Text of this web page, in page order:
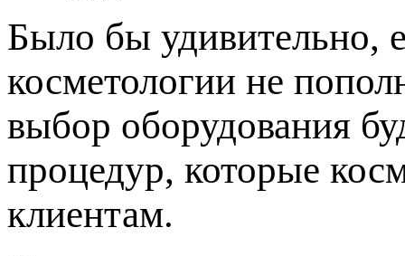
Было бы удивительно,
косметологии не
выбор оборудования
процедур, которые
клиентам.